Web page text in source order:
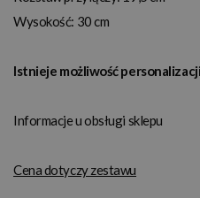
Wysokość: 30 cm
Istnieje możliwość
Informacje u obsługi sklepu
Cena dotyczy zestawu